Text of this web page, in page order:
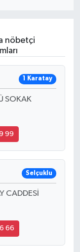
nöbetçi
1 Karatay
SOKAK
99
Selçuklu
CADDESİ
66